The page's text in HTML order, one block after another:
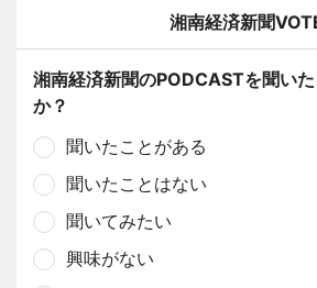
湘南経済新聞
湘南経済新聞のPODCASTを聞い
か？
聞いたことがある
聞いたことはない
聞いてみたい
興味がない